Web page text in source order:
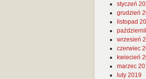
styczeń
grudzień
listopad
wrzesień
czerwiec
kwiecień
marzec
luty 2019